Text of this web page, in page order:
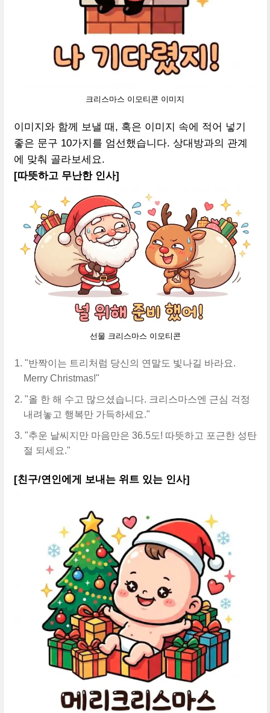
크리스마스 이모티콘 이미지
이미지와 함께 보낼 때, 혹은 이미지 속에 적어 넣기
좋은 문구 10가지를 엄선했습니다. 상대방과의 관계
에 맞춰 골라보세요.
[따뜻하고 무난한 인사]
선물 크리스마스 이모티콘
"반짝이는 트리처럼 당신의 연말도 빛나길 바라요.
Merry Christmas!"
"올 한 해 수고 많으셨습니다. 크리스마스엔 근심 걱정
내려놓고 행복만 가득하세요."
"추운 날씨지만 마음만은 36.5도! 따뜻하고 포근한 성탄
절 되세요."
[친구/연인에게 보내는 위트 있는 인사]